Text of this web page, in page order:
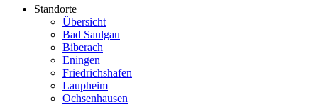
Standorte
Übersicht
Bad Saulgau
Biberach
Eningen
Friedrichshafen
Laupheim
Ochsenhausen